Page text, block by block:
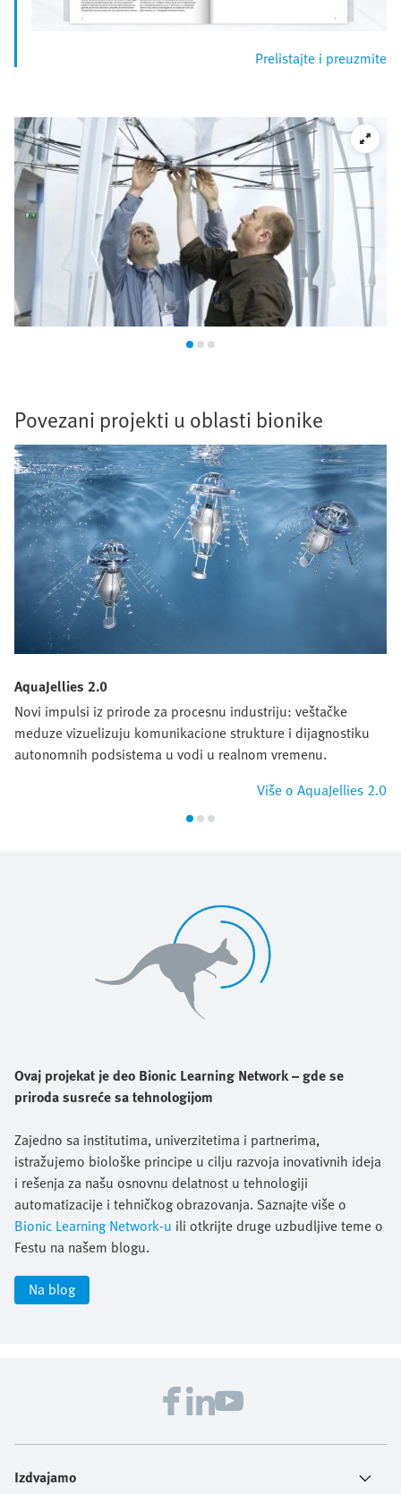
Prelistajte i preuzmite
Povezani projekti u oblasti bionike
AquaJellies 2.0
Novi impulsi iz prirode za procesnu industriju: veštačke
meduze vizuelizuju komunikacione strukture i dijagnostiku
autonomnih podsistema u vodi u realnom vremenu.
Više o AquaJellies 2.0
Ovaj projekat je deo Bionic Learning Network – gde se
priroda susreće sa tehnologijom
Zajedno sa institutima, univerzitetima i partnerima,
istražujemo biološke principe u cilju razvoja inovativnih ideja
i rešenja za našu osnovnu delatnost u tehnologiji
automatizacije i tehničkog obrazovanja. Saznajte više o
Bionic Learning Network-u ili otkrijte druge uzbudljive teme o
Festu na našem blogu.
Na blog
Izdvajamo